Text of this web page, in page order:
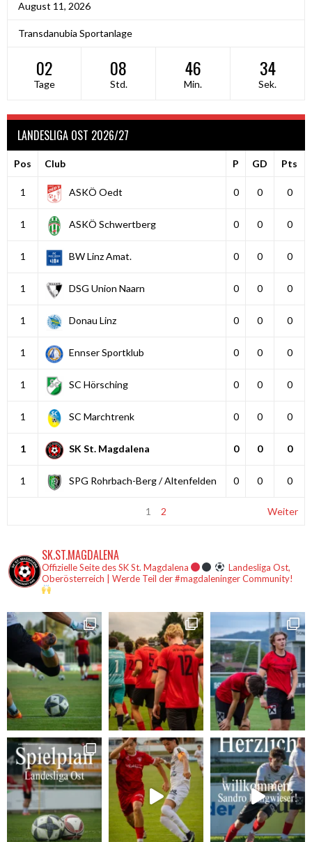
August 11, 2026
Transdanubia Sportanlage
02
Tage
08
Std.
46
Min.
34
Sek.
LANDESLIGA OST 2026/27
Pos Club P GD Pts
1 ASKÖ Oedt 0 0 0
1 ASKÖ Schwertberg 0 0 0
1 BW Linz Amat. 0 0 0
1 DSG Union Naarn 0 0 0
1 Donau Linz 0 0 0
1 Ennser Sportklub 0 0 0
1 SC Hörsching 0 0 0
1 SC Marchtrenk 0 0 0
1 SK St. Magdalena 0 0 0
1 SPG Rohrbach-Berg / Altenfelden 0 0 0
1 2 Weiter
SK.ST.MAGDALENA
Offizielle Seite des SK St. Magdalena
Landesliga Ost,
Oberösterreich | Werde Teil der #magdaleninger Community!